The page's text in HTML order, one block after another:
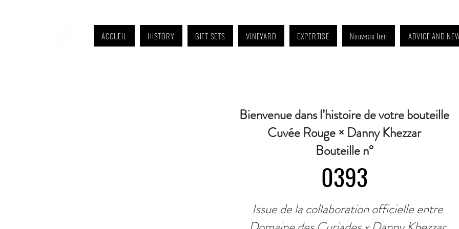
ACCUEIL HISTORY GIFT SETS VINEYARD EXPERTISE Nouveau lien ADVICE AND
Bienvenue dans l’histoire de votre bouteille
Cuvée Rouge × Danny Khezzar
Bouteille n°
0393
Issue de la collaboration officielle entre